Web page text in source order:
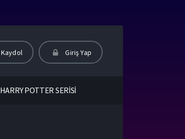
Kaydol Giriş Yap
HARRY POTTER SERİSİ